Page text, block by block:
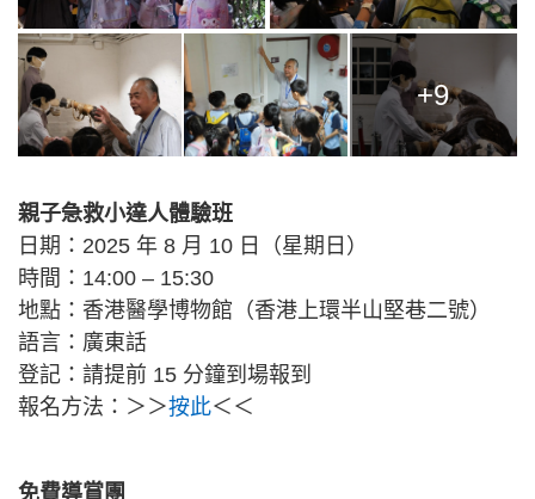
+9
親子急救小達人體驗班
日期：2025 年 8 月 10 日（星期日）
時間：14:00 – 15:30
地點：香港醫學博物館（香港上環半山堅巷二號）
語言：廣東話
登記：請提前 15 分鐘到場報到
報名方法：＞＞按此＜＜
免費導賞團